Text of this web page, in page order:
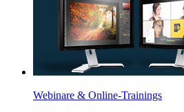
Webinare & Online-Trainings